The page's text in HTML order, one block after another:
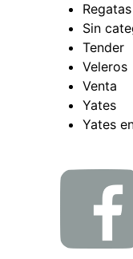
Regatas
Sin
Tender
Veleros
Venta
Yates
Yates